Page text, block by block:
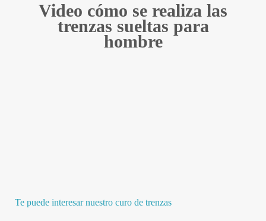
Video cómo se realiza las
trenzas sueltas para
hombre
Te puede interesar nuestro curo de trenzas